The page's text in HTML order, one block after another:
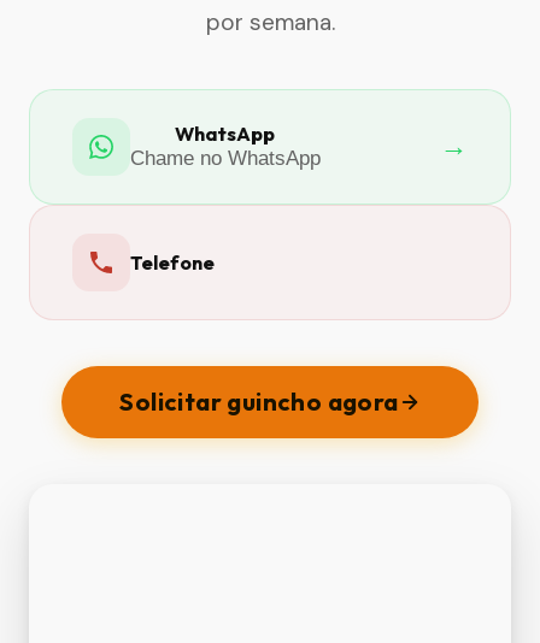
por semana.
WhatsApp
Chame no WhatsApp
→
Telefone
Solicitar guincho agora